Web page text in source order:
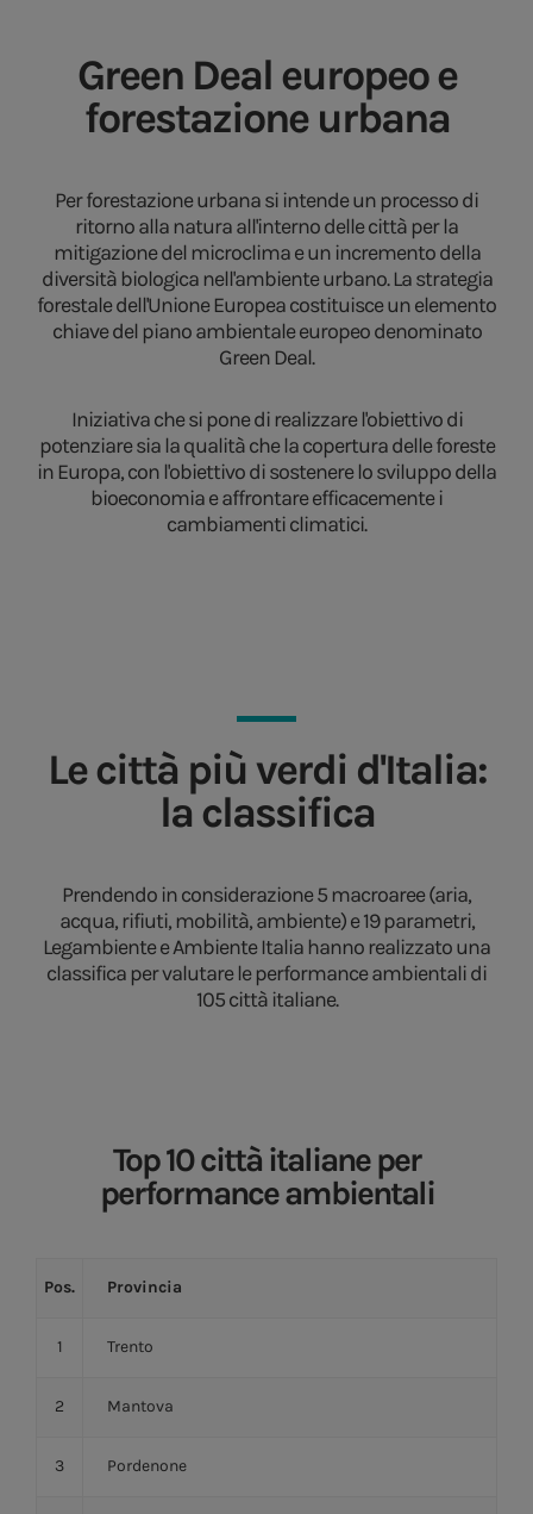
Green Deal europeo e
forestazione urbana
Per forestazione urbana si intende un processo di
ritorno alla natura all'interno delle città per la
mitigazione del microclima e un incremento della
diversità biologica nell'ambiente urbano. La strategia
forestale dell'Unione Europea costituisce un elemento
chiave del piano ambientale europeo denominato
Green Deal.
Iniziativa che si pone di realizzare l'obiettivo di
potenziare sia la qualità che la copertura delle foreste
in Europa, con l'obiettivo di sostenere lo sviluppo della
bioeconomia e affrontare efficacemente i
cambiamenti climatici.
Le città più verdi d'Italia:
la classifica
Prendendo in considerazione 5 macroaree (aria,
acqua, rifiuti, mobilità, ambiente) e 19 parametri,
Legambiente e Ambiente Italia hanno realizzato una
classifica per valutare le performance ambientali di
105 città italiane.
Top 10 città italiane per
performance ambientali
Pos. Provincia
1 Trento
2 Mantova
3 Pordenone